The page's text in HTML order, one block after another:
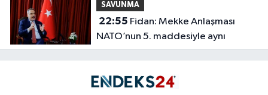
SAVUNMA
22:55
NATO’nun 5. maddesiyle aynı